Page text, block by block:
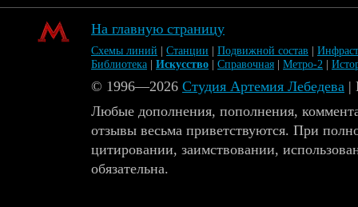
На главную страницу
Схемы линий Станции Подвижной состав
Библиотека
Искусство Справочная Метро-2
© 1996—2026 Студия Артемия Лебедева |
Любые дополнения, пополнения,
отзывы весьма приветствуются. При
цитировании, заимствовании,
обязательна.